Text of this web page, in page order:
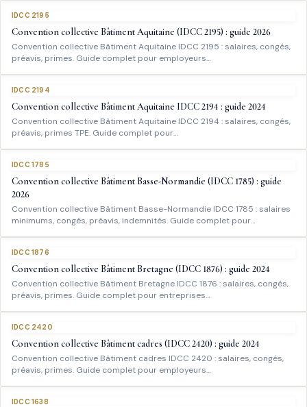
IDCC 2195
Convention collective Bâtiment Aquitaine (IDCC 2195) : guide 2026
Convention collective Bâtiment Aquitaine IDCC 2195 : salaires, congés,
préavis, primes. Guide complet pour employeurs…
IDCC 2194
Convention collective Bâtiment Aquitaine IDCC 2194 : guide 2024
Convention collective Bâtiment Aquitaine IDCC 2194 : salaires, congés,
préavis, primes TPE. Guide complet pour…
IDCC 1785
Convention collective Bâtiment Basse-Normandie (IDCC 1785) : guide
2026
Convention collective Bâtiment Basse-Normandie IDCC 1785 : salaires
minimums, congés, préavis, indemnités. Guide complet pour…
IDCC 1876
Convention collective Bâtiment Bretagne (IDCC 1876) : guide 2024
Convention collective Bâtiment Bretagne IDCC 1876 : salaires, congés,
préavis, primes. Guide complet pour entreprises…
IDCC 2420
Convention collective Bâtiment cadres (IDCC 2420) : guide 2024
Convention collective Bâtiment cadres IDCC 2420 : salaires, congés,
préavis, primes. Guide complet pour employeurs…
IDCC 1638